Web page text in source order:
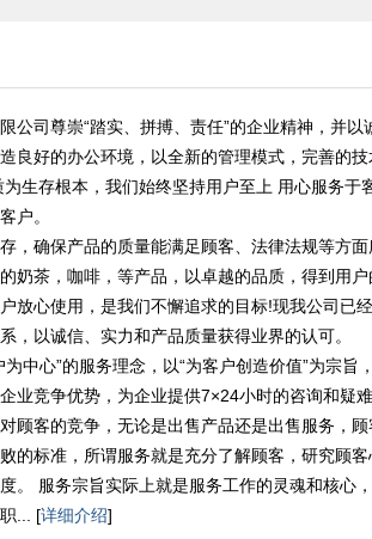
公司尊崇“踏实、拼搏、责任”的企业精神，并以
良好的办公环境，以全新的管理模式，完善的
生存根本，我们始终坚持用户至上 用心服务于
户。
，确保产品的质量能满足顾客、法律法规等方
奶茶，咖啡，等产品，以卓越的品质，得到用
放心使用，是我们不懈追求的目标!现我公司已
，以诚信、实力和产品质量获得业界的认可。
为中心”的服务理念，以“为客户创造价值”为宗旨
业竞争优势，为企业提供7×24小时的咨询和疑
顾客的竞争，无论是出售产品还是出售服务，
的标准，所谓服务就是充分了解顾客，研究顾
。 服务宗旨实际上就是服务工作的灵魂和核心
... [详细介绍]